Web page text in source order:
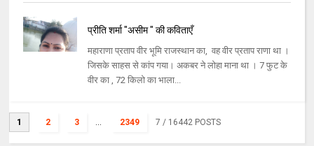
प्रीति शर्मा "असीम " की कविताएँ
महाराणा प्रताप वीर भूमि राजस्थान का, वह वीर प्रताप राणा था ।
जिसके साहस से कांप गया। अकबर ने लोहा माना था । 7 फुट के
वीर का , 72 किलो का भाला...
1 2 3 ... 2349 7 / 16442 POSTS